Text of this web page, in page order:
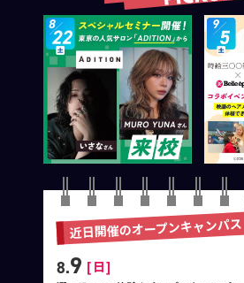
近日開催のオープンキャンパス
8.9 日